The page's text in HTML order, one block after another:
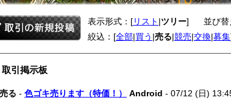
表示形式：[リスト |ツリー] 並び
絞込：[全部|買う |売る|競売|交換|募集
引掲示板
売る - 色ゴキ売ります（特価！） Android - 07/12 (日)